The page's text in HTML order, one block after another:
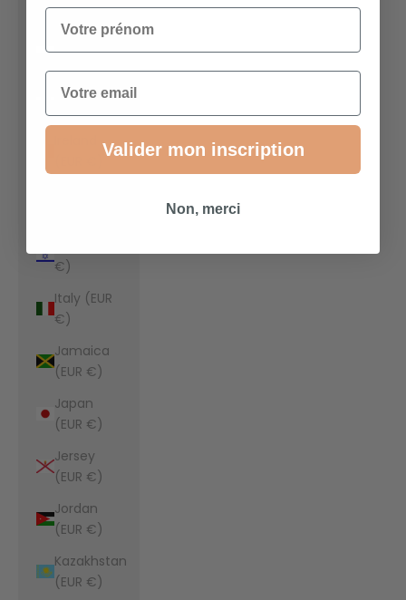
Indonesia
(EUR €)
Iraq (EUR
€)
Italy (EUR
€)
Jamaica
(EUR €)
Japan
(EUR €)
Jersey
(EUR €)
Jordan
(EUR €)
Kazakhstan
(EUR €)
Votre prénom
Email
Valider mon inscription
Non, merci